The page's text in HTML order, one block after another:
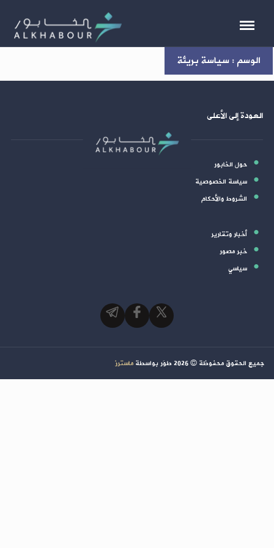
الوسم : سياسة بريئة
العودة إلى الأعلى
حول الخابور
سياسة الخصوصية
الشروط والأحكام
أخبار وتقارير
خبر مصور
سياسي
جميع الحقوق محفوظة ©2026طوَر بواسطةماسترز